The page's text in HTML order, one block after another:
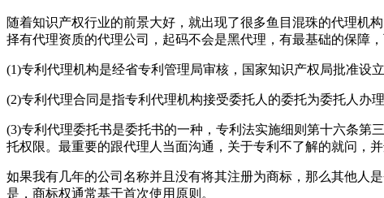
随着知识产权行业的前景大好，就出现了很多鱼目混珠的代理机
择有代理资质的代理公司，起码不会是黑代理，有最基础的保障
(1)专利代理机构是经省专利管理局审核，国家知识产权局批准设
(2)专利代理合同是指专利代理机构接受委托人的委托为委托人办
(3)专利代理委托书是委托书的一种，专利法实施细则第十六条第
托权限。最重要的跟代理人当面沟通，关于专利不了解的就问，
如果我有几年的公司名称并且没有将其注册为商标，那么其他人
是，商标权通常基于首次使用原则。